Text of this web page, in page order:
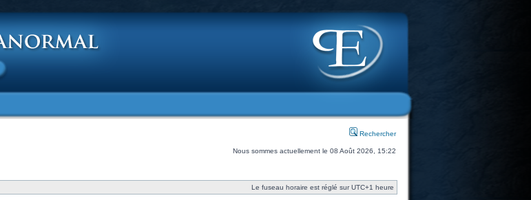
Rechercher
Nous sommes actuellement le 08 Août 2026, 15:22
Le fuseau horaire est réglé sur UTC+1 heure